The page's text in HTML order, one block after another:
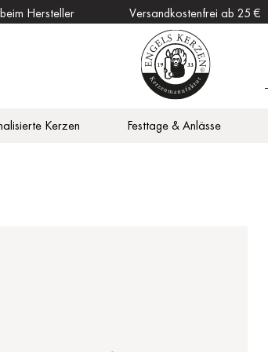
Hersteller Versandkostenfrei ab 25 €
Kerzen Festtage & Anlässe